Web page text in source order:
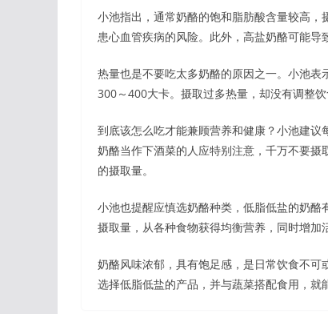
小池指出，通常奶酪的饱和脂肪酸含量较高
患心血管疾病的风险。此外，高盐奶酪可能导
热量也是不要吃太多奶酪的原因之一。小池
300～400大卡。摄取过多热量，却没有调整
到底该怎么吃才能兼顾营养和健康？小池建
奶酪当作下酒菜的人应特别注意，千万不要
的摄取量。
小池也提醒应慎选奶酪种类，低脂低盐的奶
摄取量，从各种食物获得均衡营养，同时增加
奶酪风味浓郁，具有饱足感，是日常饮食不
选择低脂低盐的产品，并与蔬菜搭配食用，就